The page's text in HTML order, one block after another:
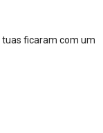
ficaram com um